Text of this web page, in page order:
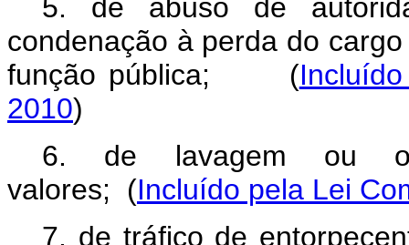
5. de abuso de
condenação à perda do
função pública;
(
2010)
6. de lavagem ou
valores;
(Incluído pela Lei
7. de tráfico de